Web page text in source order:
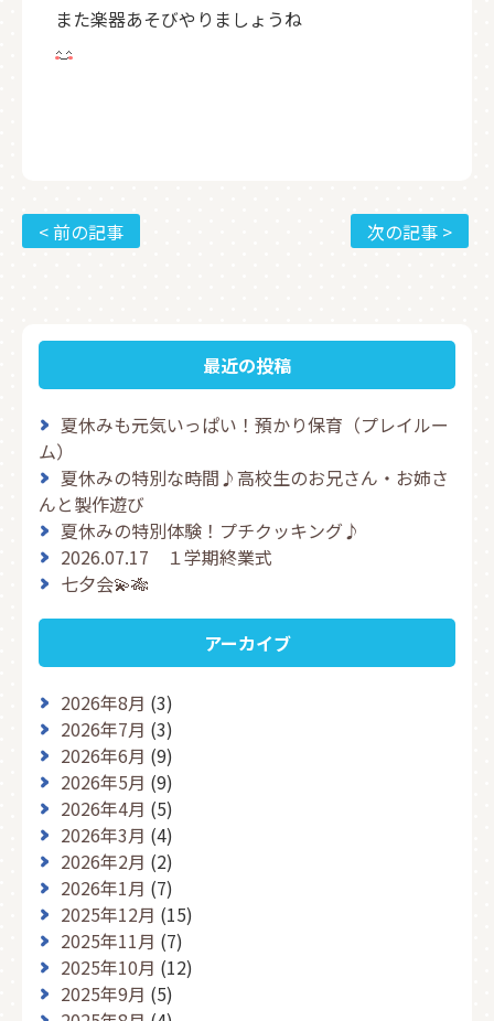
また楽器あそびやりましょうね
< 前の記事 次の記事 >
最近の投稿
夏休みも元気いっぱい！預かり保育（プレイルー
ム）
夏休みの特別な時間♪高校生のお兄さん・お姉さ
んと製作遊び
夏休みの特別体験！プチクッキング♪
2026.07.17 １学期終業式
七夕会💫🎋
アーカイブ
2026年8月 (3)
2026年7月 (3)
2026年6月 (9)
2026年5月 (9)
2026年4月 (5)
2026年3月 (4)
2026年2月 (2)
2026年1月 (7)
2025年12月 (15)
2025年11月 (7)
2025年10月 (12)
2025年9月 (5)